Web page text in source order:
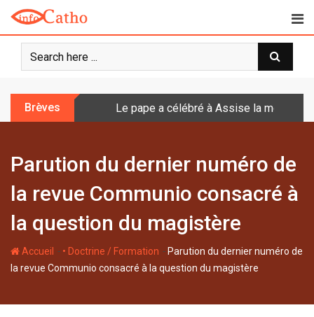
o
Brèves Le pape a célébré à Assise la messe
Parution du dernier numéro de
la revue Communio consacré à
la question du magistère
Accueil - • Doctrine / Formation - Parution du dernier numéro de
la revue Communio consacré à la question du magistère